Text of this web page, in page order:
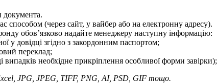
документа.
способом (через сайт, у вайбер або на електронну адресу).
обов’язково надайте менеджеру наступну інформацію:
у довідці згідно з закордонним паспортом;
переклад;
випадків необхідне прикріплення особливої ​​форми завірки);
JPG, JPEG, TIFF, PNG, AI, PSD, GIF тощо.